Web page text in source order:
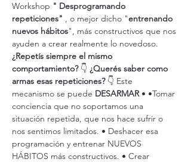
Workshop " Desprogramando
repeticiones" , o mejor dicho "entrenando
nuevos hábitos", más constructivos que nos
ayuden a crear realmente lo novedoso.
¿Repetís siempre el mismo
comportamiento? 👇 ¿Querés saber como
armas esas repeticiones? 👇 Este
mecanismo se puede DESARMAR • •Tomar
conciencia que no soportamos una
situación repetida, que nos hace sufrir o
nos sentimos limitados. • Deshacer esa
programación y entrenar NUEVOS
HÁBITOS más constructivos. • Crear